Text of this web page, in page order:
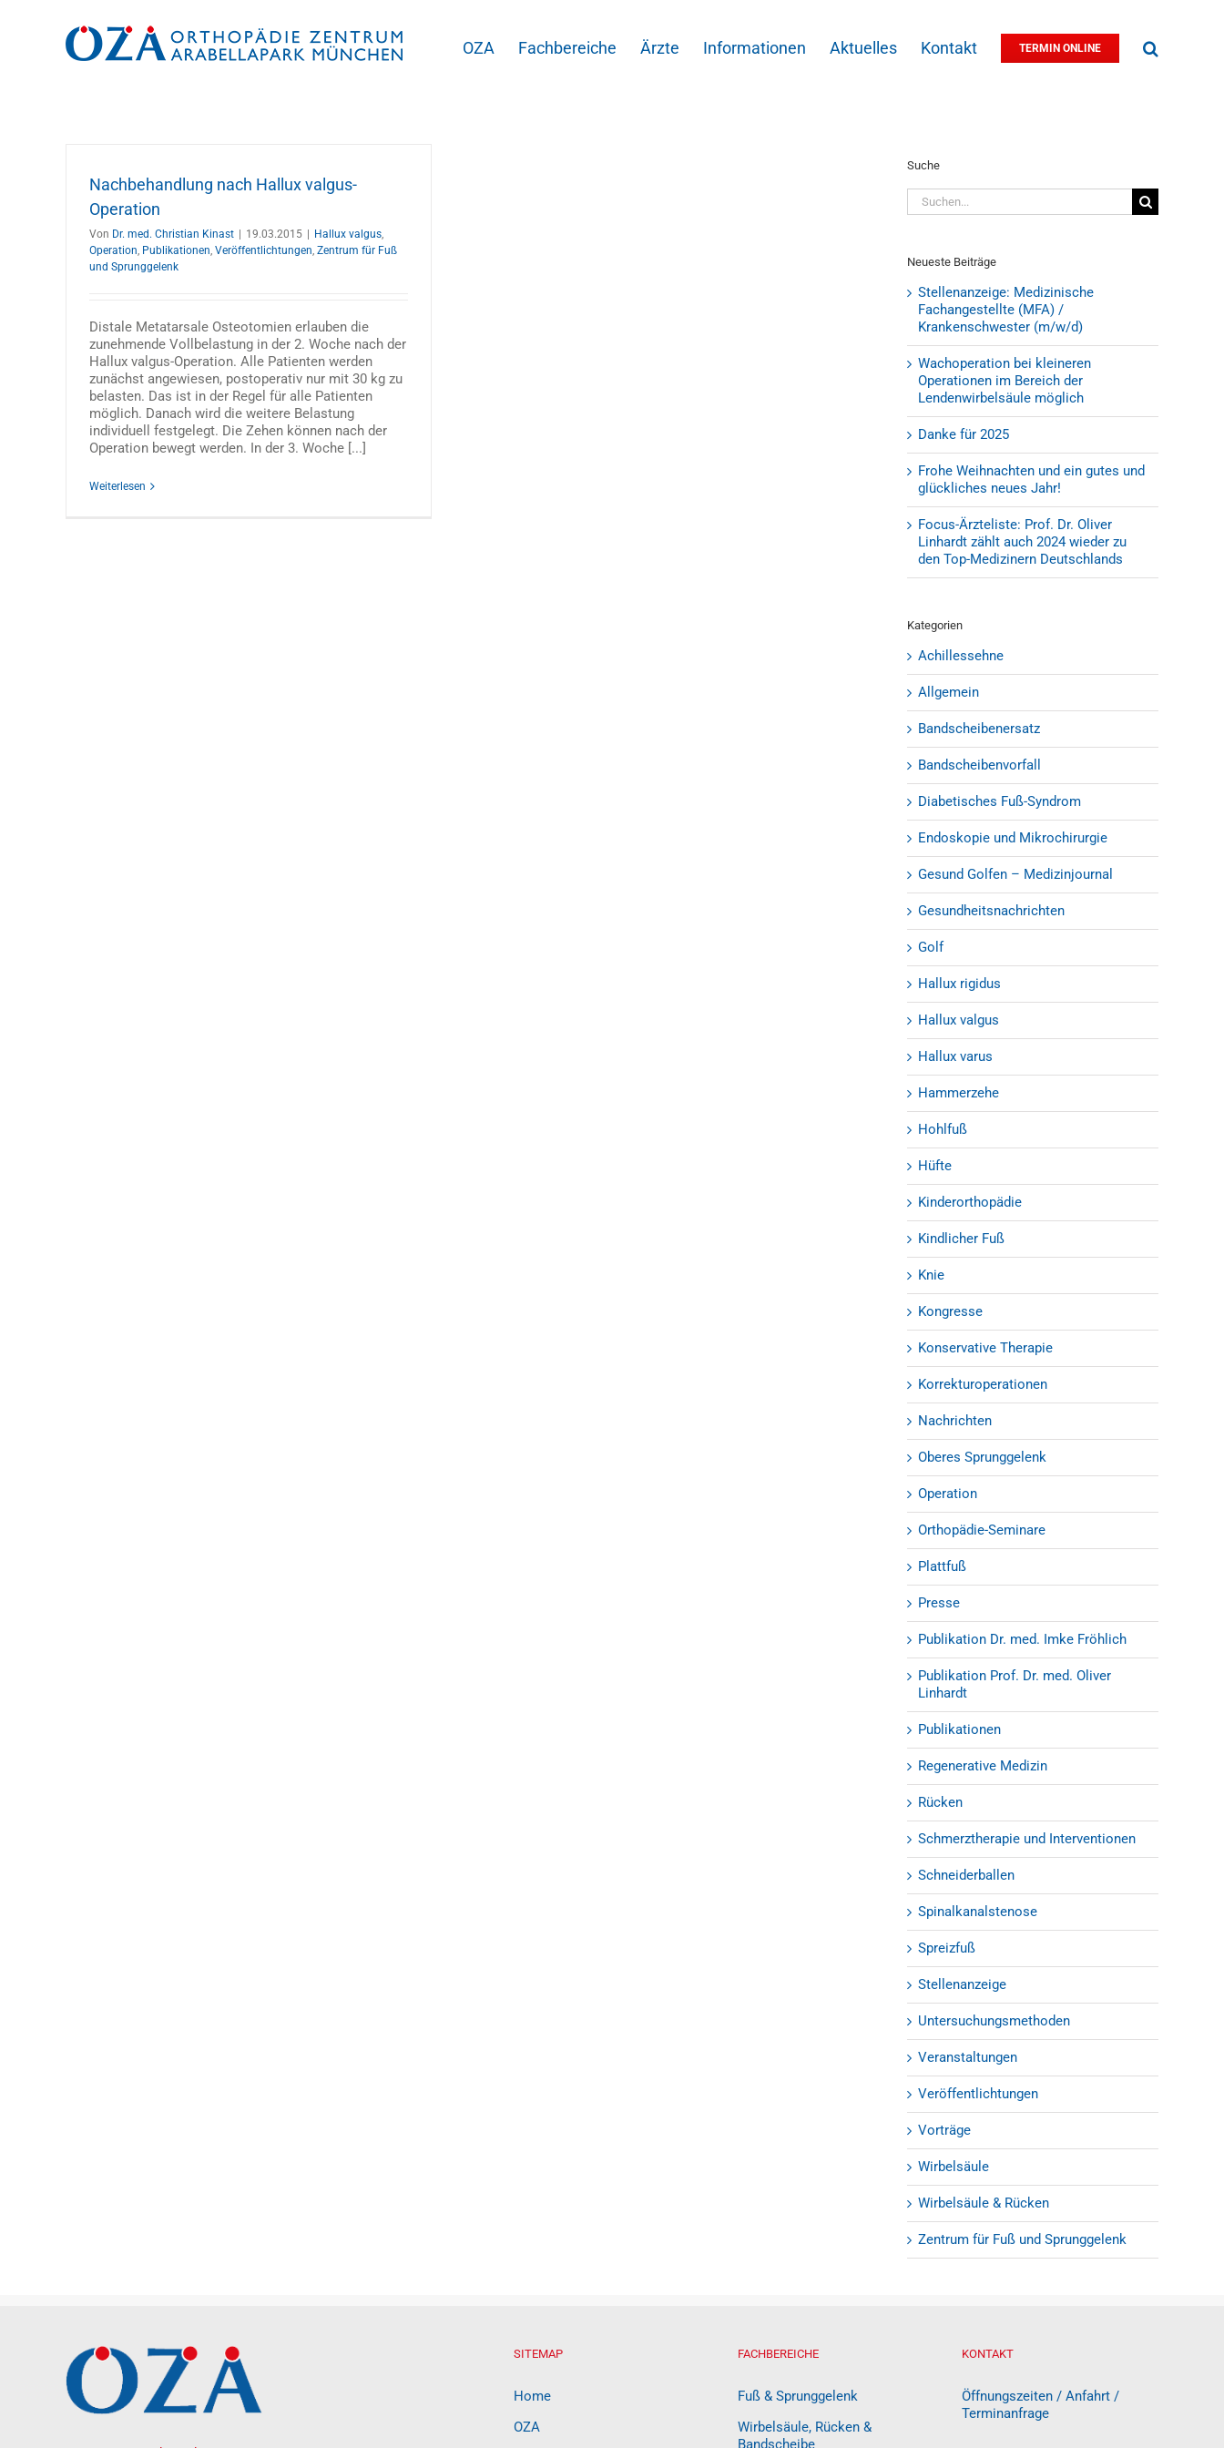
OZA Fachbereiche Ärzte Informationen Aktuelles Kontakt TERMIN ONLINE
Nachbehandlung nach Hallux valgus-
Operation
Von Dr. med. Christian Kinast 19.03.2015 Hallux valgus,
Operation, Publikationen, Veröffentlichtungen, Zentrum für Fuß
und Sprunggelenk
Distale Metatarsale Osteotomien erlauben die
zunehmende Vollbelastung in der 2. Woche nach der
Hallux valgus-Operation. Alle Patienten werden
zunächst angewiesen, postoperativ nur mit 30 kg zu
belasten. Das ist in der Regel für alle Patienten
möglich. Danach wird die weitere Belastung
individuell festgelegt. Die Zehen können nach der
Operation bewegt werden. In der 3. Woche [...]
Weiterlesen
Suche
Suche
nach:
Neueste Beiträge
Stellenanzeige: Medizinische
Fachangestellte (MFA) /
Krankenschwester (m/w/d)
Wachoperation bei kleineren
Operationen im Bereich der
Lendenwirbelsäule möglich
Danke für 2025
Frohe Weihnachten und ein gutes und
glückliches neues Jahr!
Focus-Ärzteliste: Prof. Dr. Oliver
Linhardt zählt auch 2024 wieder zu
den Top-Medizinern Deutschlands
Kategorien
Achillessehne
Allgemein
Bandscheibenersatz
Bandscheibenvorfall
Diabetisches Fuß-Syndrom
Endoskopie und Mikrochirurgie
Gesund Golfen – Medizinjournal
Gesundheitsnachrichten
Golf
Hallux rigidus
Hallux valgus
Hallux varus
Hammerzehe
Hohlfuß
Hüfte
Kinderorthopädie
Kindlicher Fuß
Knie
Kongresse
Konservative Therapie
Korrekturoperationen
Nachrichten
Oberes Sprunggelenk
Operation
Orthopädie-Seminare
Plattfuß
Presse
Publikation Dr. med. Imke Fröhlich
Publikation Prof. Dr. med. Oliver
Linhardt
Publikationen
Regenerative Medizin
Rücken
Schmerztherapie und Interventionen
Schneiderballen
Spinalkanalstenose
Spreizfuß
Stellenanzeige
Untersuchungsmethoden
Veranstaltungen
Veröffentlichtungen
Vorträge
Wirbelsäule
Wirbelsäule & Rücken
Zentrum für Fuß und Sprunggelenk
SITEMAP
Home
OZA
FACHBEREICHE
Fuß & Sprunggelenk
Wirbelsäule, Rücken &
Bandscheibe
KONTAKT
Öffnungszeiten / Anfahrt /
Terminanfrage